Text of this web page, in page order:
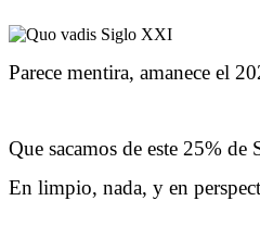
Parece mentira, amanece el
Que sacamos de este 25%
En limpio, nada, y en